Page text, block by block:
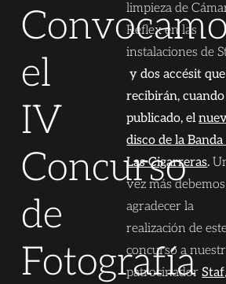
el
IV
Concurso
de
Fotografía
limpieza de
Réflex en las
instalaciones de
y dos accésit que
recibirán, cuando
publicado, el
disco de la Banda
Las Cigarreras.
vez más debemos
agradecer la
realización de
concurso a
patrocinadorStaf